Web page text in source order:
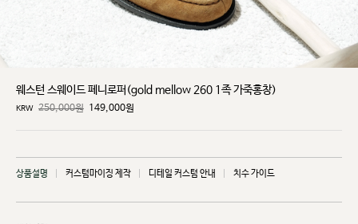
웨스턴 스웨이드 페니로퍼(gold mellow 260 1족 가죽홍창)
KRW 250,000원 149,000원
상품설명 커스텀마이징 제작 디테일 커스텀 안내 치수 가이드